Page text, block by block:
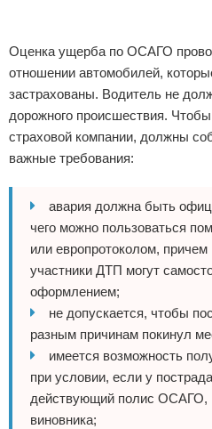
Оценка ущерба по ОСАГО
отношении автомобилей,
застрахованы. Водитель не
дорожного происшествия.
страховой компании, должны
важные требования:
авария должна быть
чего можно пользоваться
или европротоколом,
участники ДТП могут
оформлением;
не допускается, чтобы
разным причинам покинул
имеется возможность
при условии, если у
действующий полис ОСАГО,
виновника;